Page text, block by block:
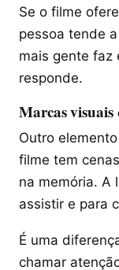
Se o filme
pessoa tende
mais gente faz
responde.
Marcas
Outro
filme tem
na memória. A
assistir e para
É uma
chamar